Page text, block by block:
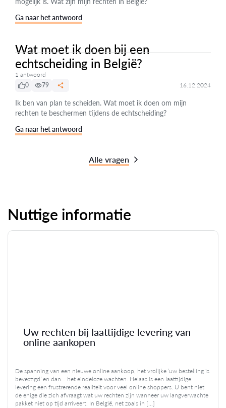
Ga naar het antwoord
Wat moet ik doen bij een
echtscheiding in België?
1 antwoord
0
79 16.12.2024
Ik ben van plan te scheiden. Wat moet ik doen om mijn
rechten te beschermen tijdens de echtscheiding?
Ga naar het antwoord
Alle vragen
Nuttige informatie
Uw rechten bij laattijdige levering van
online aankopen
De spanning van een nieuwe online aankoop, het vrolijke ‘uw bestelling is
bevestigd’ en dan… het eindeloze wachten. Helaas is een laattijdige
levering een frustrerende realiteit voor veel online shoppers. U bent niet
de enige die zich afvraagt wat uw rechten zijn wanneer uw langverwachte
pakket niet op tijd arriveert. In België, net zoals in […]